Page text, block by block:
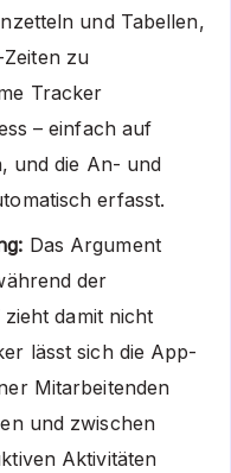
und Tabellen,
zu
Tracker
– einfach auf
und die An- und
erfasst.
Das Argument
der
damit nicht
lässt sich die App-
Mitarbeitenden
und zwischen
Aktivitäten